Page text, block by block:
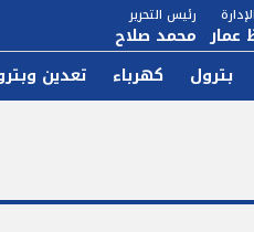
عمار
رئيس التحرير
محمد صلاح
بترول
كهرباء تعدين